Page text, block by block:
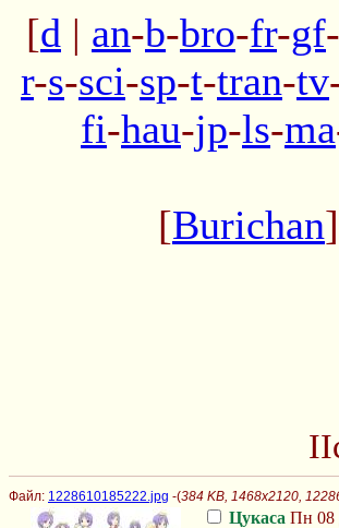
[d | an-b-bro-fr-gf-
r-s-sci-sp-t-tran-tv
fi-hau-jp-ls-ma
[Burichan
Файл: 1228610185222.jpg -(384 KB, 1468x2120,
Цукаса Пн 08